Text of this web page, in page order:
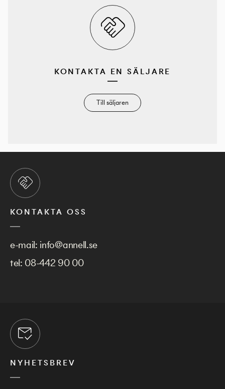
KONTAKTA EN SÄLJARE
Till säljaren
KONTAKTA OSS
e-mail: info@annell.se
tel: 08-442 90 00
NYHETSBREV